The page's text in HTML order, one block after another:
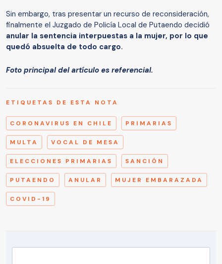
Sin embargo, tras presentar un recurso de reconsideración,
finalmente el Juzgado de Policía Local de Putaendo decidió
anular la sentencia interpuestas a la mujer, por lo que
quedó absuelta de todo cargo.
Foto principal del artículo es referencial.
ETIQUETAS DE ESTA NOTA
CORONAVIRUS EN CHILE PRIMARIAS
MULTA VOCAL DE MESA
ELECCIONES PRIMARIAS SANCIÓN
PUTAENDO ANULAR MUJER EMBARAZADA
COVID-19